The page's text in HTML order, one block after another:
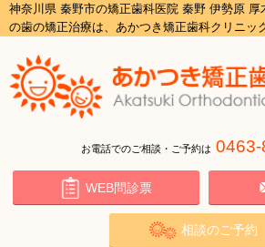
神奈川県 秦野市の矯正歯科医院 秦野 伊勢原
の歯の矯正治療は、あかつき矯正歯科クリニッ
お電話でのご相談・ご予約は
WEB問診票
相談のご予約